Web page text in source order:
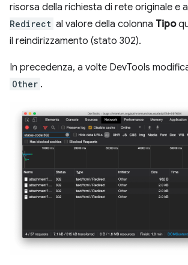
risorsa della richiesta di rete originale e
Redirect al valore della colonna Tipo
il reindirizzamento (stato 302).
In precedenza, a volte DevTools
Other .